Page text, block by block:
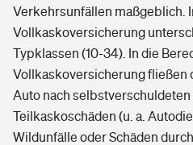
Verkehrsunfällen maßgeblich.
Vollkaskoversicherung
Typklassen (10-34). In die
Vollkaskoversicherung fließen
Auto nach
Teilkaskoschäden (u. a.
Wildunfälle oder Schäden